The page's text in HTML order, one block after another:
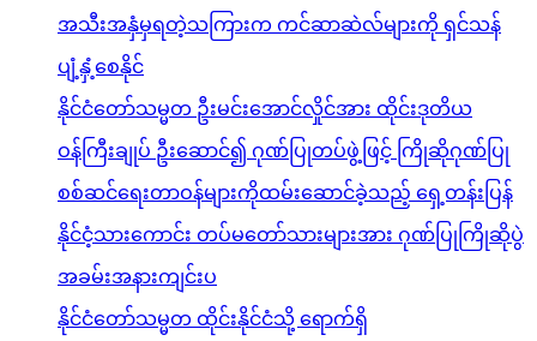
အသီးအနှံမှရတဲ့သကြားက ကင်ဆာဆဲလ်များကို ရှင်သန်
ပျံ့နှံ့စေနိုင်
နိုင်ငံတော်သမ္မတ ဦးမင်းအောင်လှိုင်အား ထိုင်းဒုတိယ
ဝန်ကြီးချုပ် ဦးဆောင်၍ ဂုဏ်ပြုတပ်ဖွဲ့ဖြင့် ကြိုဆိုဂုဏ်ပြု
စစ်ဆင်ရေးတာဝန်များကိုထမ်းဆောင်ခဲ့သည့် ရှေ့တန်းပြန်
နိုင်ငံ့သားကောင်း တပ်မတော်သားများအား ဂုဏ်ပြုကြိုဆိုပွဲ
အခမ်းအနားကျင်းပ
နိုင်ငံတော်သမ္မတ ထိုင်းနိုင်ငံသို့ ရောက်ရှိ